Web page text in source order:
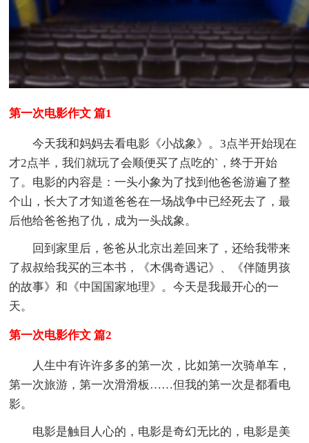
第一次电影作文 篇1
今天我和妈妈去看电影《小战象》。3点半开始现在
才2点半，我们就玩了会顺便买了点吃的`，终于开始
了。电影的内容是：一头小象为了找到他爸爸游遍了整
个山，长大了才知道爸爸在一场战争中已经死去了，最
后他给爸爸抱了仇，成为一头战象。
回到家里后，爸爸从北京出差回来了，还给我带来
了叔叔给我买的三本书，《木偶奇遇记》、《伴随男孩
的故事》和《中国国家地理》。今天是我最开心的一
天。
第一次电影作文 篇2
人生中有许许多多的第一次，比如第一次骑单车，
第一次旅游，第一次滑滑板……但我的第一次是都看电
影。
电影是触目人心的，电影是奇幻无比的，电影是美